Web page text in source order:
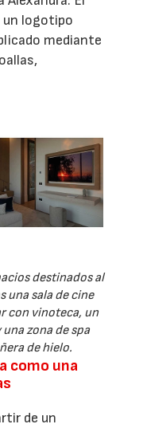
un logotipo
mediante
destinados al
una sala de cine
con vinoteca, un
zona de spa
de hielo.
como una
de un